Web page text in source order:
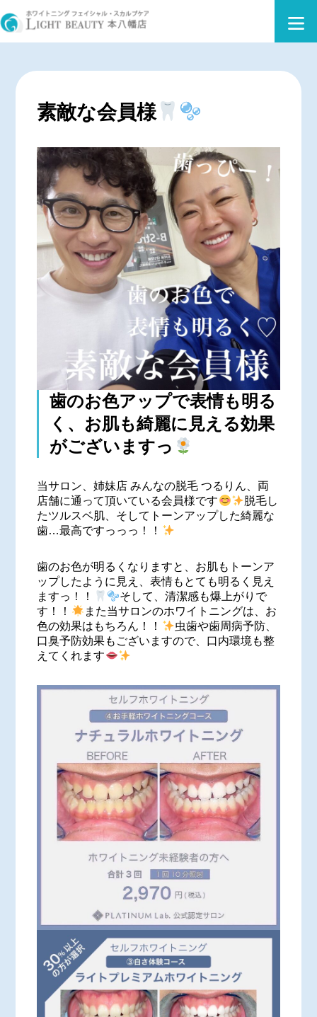
素敵な会員様
歯のお色アップで表情も明る
く、お肌も綺麗に見える効果
がございますっ
当サロン、姉妹店 みんなの脱毛 つるりん、両
店舗に通って頂いている会員様です
脱毛し
たツルスベ肌、そしてトーンアップした綺麗な
歯…最高ですっっっ！！
歯のお色が明るくなりますと、お肌もトーンア
ップしたように見え、表情もとても明るく見え
ますっ！！
そして、清潔感も爆上がりで
す！！
また当サロンのホワイトニングは、お
色の効果はもちろん！！
虫歯や歯周病予防、
口臭予防効果もございますので、口内環境も整
えてくれます